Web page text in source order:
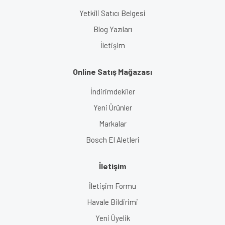
Yetkili Satıcı Belgesi
Blog Yazıları
İletişim
Online Satış Mağazası
İndirimdekiler
Yeni Ürünler
Markalar
Bosch El Aletleri
İletişim
İletişim Formu
Havale Bildirimi
Yeni Üyelik